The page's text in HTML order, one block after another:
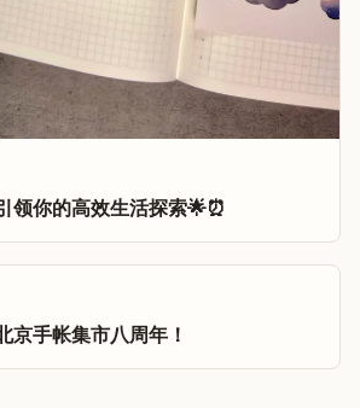
领你的高效生活探索🌟⏰
京手帐集市八周年！